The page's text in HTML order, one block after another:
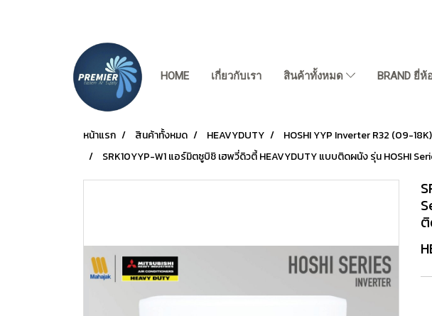
HOME เกี่ยวกับเรา สินค้าทั้งหมด BRAND ยี่
หน้าแรก สินค้าทั้งหมด HEAVYDUTY
HOSHI YYP Inverter R32 (09-18K)
SRK10YYP-W1 แอร์มิตซูบิชิ เฮพวี่ดิวตี้ HEAVYDUTY แบบติดผนัง รุ่น HOSHI